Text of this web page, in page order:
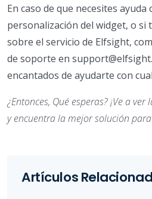
En caso de que necesites
personalización del widget, o
sobre el servicio de Elfsight,
de soporte en
encantados de ayudarte con
¿Entonces, Qué esperas? ¡Ve a
y encuentra la mejor solución
Artículos